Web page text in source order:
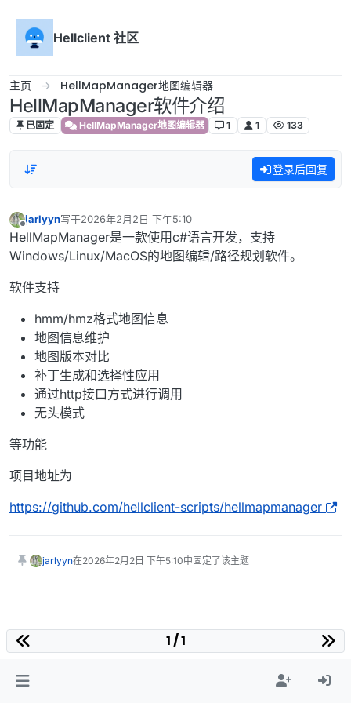
Hellclient 社区
主页 HellMapManager地图编辑器
HellMapManager软件介绍
已固定 HellMapManager地图编辑器 1 1 133
登录后回复
离线
jarlyyn写于2026年2月2日 下午5:10
最后由 编辑
HellMapManager是一款使用c#语言开发，支持
Windows/Linux/MacOS的地图编辑/路径规划软件。
软件支持
hmm/hmz格式地图信息
地图信息维护
地图版本对比
补丁生成和选择性应用
通过http接口方式进行调用
无头模式
等功能
项目地址为
https://github.com/hellclient-scripts/hellmapmanager
jarlyyn在2026年2月2日 下午5:10中固定了该主题
1 / 1